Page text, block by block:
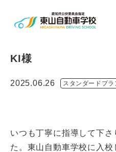
KI様
2025.06.26 スタンダードプラ
いつも丁寧に指導して下
た。東山自動車学校に入校